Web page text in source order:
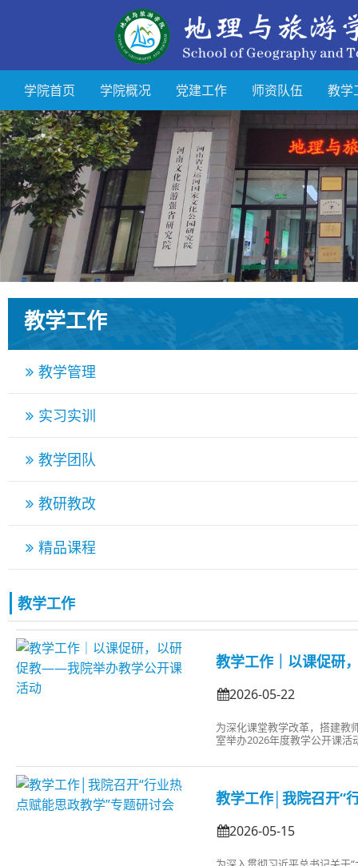
学院首页 学院概况 党建工作 师资队伍 教学
教学工作
教学管理
实习实训
教学团队
教研教改
精品课程
教学工作
教学工作｜以课促研
2026-05-22
为深化课堂教学改革，搭建教
室举办2026年度教学公开课
级、校级教学创新大赛奖项的
教学工作│我院召开“
2026-05-15